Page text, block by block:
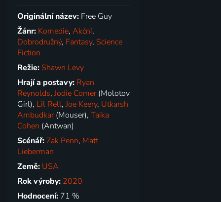
Originální název: Free Guy
Žánr: Komedie,Akční,
Dobrodružný, Fantasy, Science
Fiction
Režie: Shawn Levy
Hrají a postavy: Ryan
Reynolds,Jodie Comer(Molotov
Girl), Lil Rell,Joe Keery, Utkarsh
Ambudkar(Mouser),Taika
Cohen (Antwan)
Scénář:Zak Penn, Matt
Lieberman
Země: USA
Rok výroby: 2020
Hodnocení: 71 %